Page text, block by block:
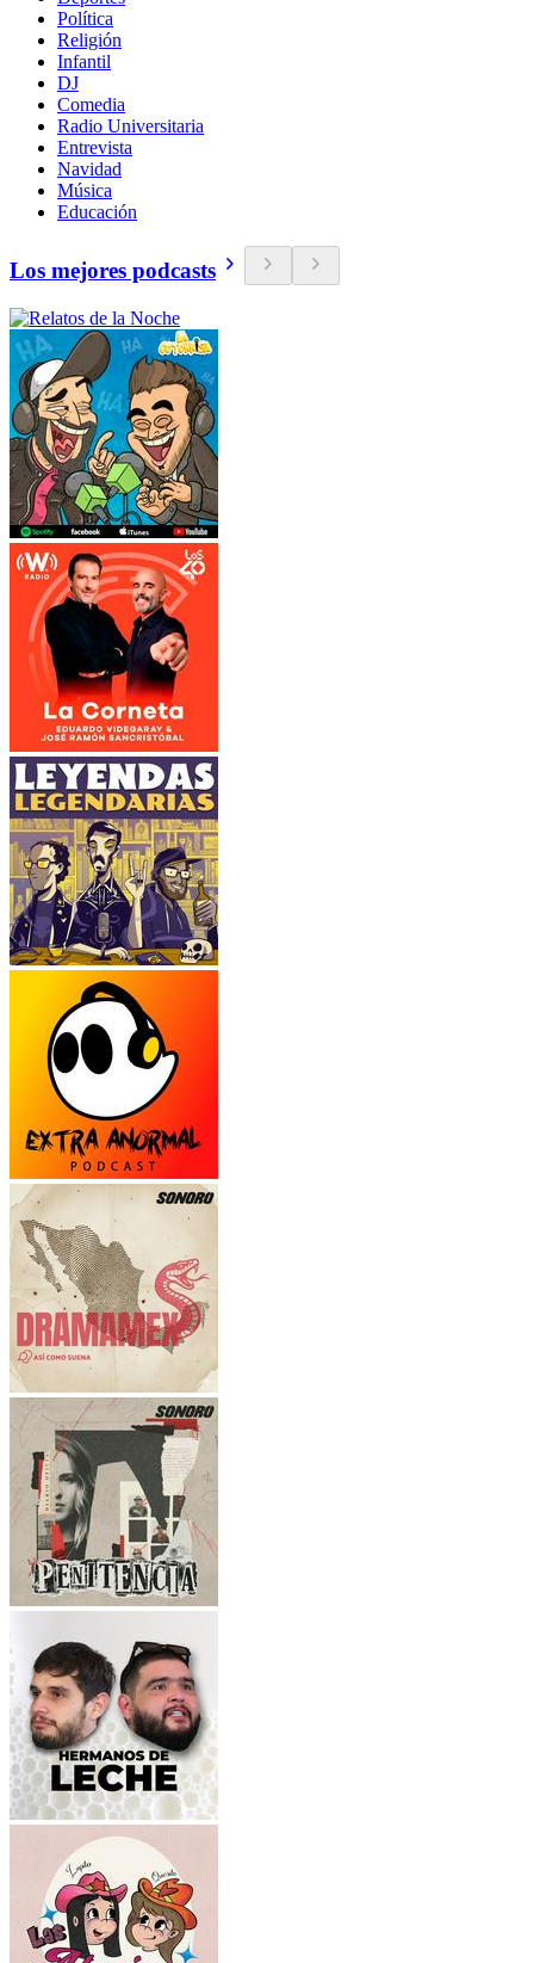
Política
Religión
Infantil
DJ
Comedia
Radio Universitaria
Entrevista
Navidad
Música
Educación
Los mejores podcasts